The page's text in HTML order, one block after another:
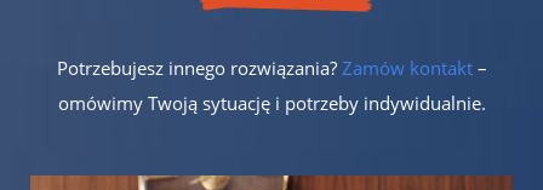
Potrzebujesz innego rozwiązania? Zamów kontakt–
omówimy Twoją sytuację i potrzeby indywidualnie.